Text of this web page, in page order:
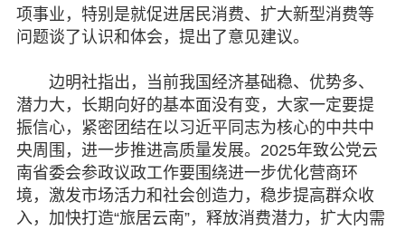
联系我们
媒体报道
脱贫攻坚
侨海动态
七彩云南
项事业，特别是就促进居民消费、扩大新型消费等
问题谈了认识和体会，提出了意见建议。
边明社指出，当前我国经济基础稳、优势多、
潜力大，长期向好的基本面没有变，大家一定要提
振信心，紧密团结在以习近平同志为核心的中共中
央周围，进一步推进高质量发展。2025年致公党云
南省委会参政议政工作要围绕进一步优化营商环
境，激发市场活力和社会创造力，稳步提高群众收
入，加快打造“旅居云南”，释放消费潜力，扩大内需